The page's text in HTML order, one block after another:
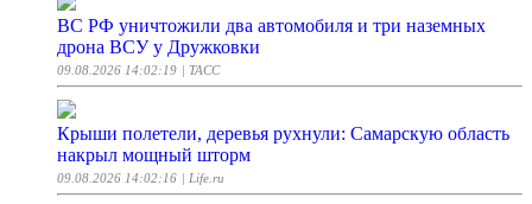
ВС РФ уничтожили два автомобиля и три наземных
дрона ВСУ у Дружковки
09.08.2026 14:02:19 | ТАСС
Крыши полетели, деревья рухнули: Самарскую область
накрыл мощный шторм
09.08.2026 14:02:16 | Life.ru